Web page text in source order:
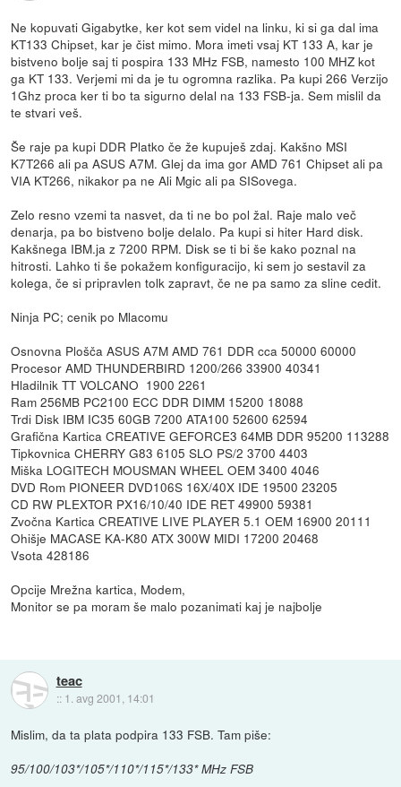
Ne kopuvati Gigabytke, ker kot sem videl na linku, ki si ga dal ima
KT133 Chipset, kar je čist mimo. Mora imeti vsaj KT 133 A, kar je
bistveno bolje saj ti pospira 133 MHz FSB, namesto 100 MHZ kot
ga KT 133. Verjemi mi da je tu ogromna razlika. Pa kupi 266 Verzijo
1Ghz proca ker ti bo ta sigurno delal na 133 FSB-ja. Sem mislil da
te stvari veš.
Še raje pa kupi DDR Platko če že kupuješ zdaj. Kakšno MSI
K7T266 ali pa ASUS A7M. Glej da ima gor AMD 761 Chipset ali pa
VIA KT266, nikakor pa ne Ali Mgic ali pa SISovega.
Zelo resno vzemi ta nasvet, da ti ne bo pol žal. Raje malo več
denarja, pa bo bistveno bolje delalo. Pa kupi si hiter Hard disk.
Kakšnega IBM.ja z 7200 RPM. Disk se ti bi še kako poznal na
hitrosti. Lahko ti še pokažem konfiguracijo, ki sem jo sestavil za
kolega, če si pripravlen tolk zapravt, če ne pa samo za sline cedit.
Ninja PC; cenik po Mlacomu
Osnovna Plošča ASUS A7M AMD 761 DDR cca 50000 60000
Procesor AMD THUNDERBIRD 1200/266 33900 40341
Hladilnik TT VOLCANO 1900 2261
Ram 256MB PC2100 ECC DDR DIMM 15200 18088
Trdi Disk IBM IC35 60GB 7200 ATA100 52600 62594
Grafična Kartica CREATIVE GEFORCE3 64MB DDR 95200 113288
Tipkovnica CHERRY G83 6105 SLO PS/2 3700 4403
Miška LOGITECH MOUSMAN WHEEL OEM 3400 4046
DVD Rom PIONEER DVD106S 16X/40X IDE 19500 23205
CD RW PLEXTOR PX16/10/40 IDE RET 49900 59381
Zvočna Kartica CREATIVE LIVE PLAYER 5.1 OEM 16900 20111
Ohišje MACASE KA-K80 ATX 300W MIDI 17200 20468
Vsota 428186
Opcije Mrežna kartica, Modem,
Monitor se pa moram še malo pozanimati kaj je najbolje
teac
:: 1. avg 2001, 14:01
Mislim, da ta plata podpira 133 FSB. Tam piše:
95/100/103*/105*/110*/115*/133* MHz FSB